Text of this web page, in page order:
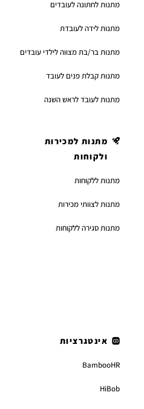
מתנות לחתונה לעובדים
מתנות לידה לעובדת
מתנות בר/בת מצווה לילדי עובדים
מתנות קבלת פנים לעובד
מתנות לעובד לראש השנה
מתנות למכירות
ולקוחות
מתנות ללקוחות
מתנות לצוותי מכירות
מתנות סגירה ללקוחות
אינטגרציות
BambooHR
HiBob